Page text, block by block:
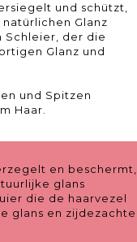
und schützt,
Glanz
Schleier, der die
Glanz und
und Spitzen
Haar.
en beschermt,
glans
die de haarvezel
glans en zijdezachte